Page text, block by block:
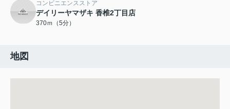
コンビニエンスストア
デイリーヤマザキ 香椎2丁目店
370ｍ（5分）
地図